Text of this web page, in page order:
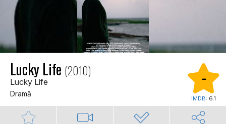
Lucky Life (2010)
Lucky Life
Dramă
-
IMDB: 6.1